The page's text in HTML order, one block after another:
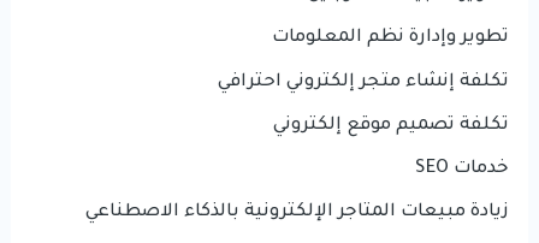
تطوير وإدارة نظم المعلومات
تكلفة إنشاء متجر إلكتروني احترافي
تكلفة تصميم موقع إلكتروني
خدمات SEO
زيادة مبيعات المتاجر الإلكترونية بالذكاء الاصطناعي